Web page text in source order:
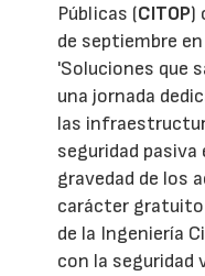
Públicas (CITOP)
de septiembre
'Soluciones que
una jornada
las
seguridad pasiva
gravedad de los
carácter gratuito
de la Ingeniería
con la seguridad